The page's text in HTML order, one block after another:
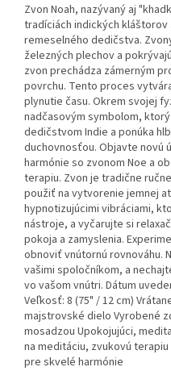
Zvon Noah, nazývaný aj
tradíciách indických
remeselného dedičstva.
železných plechov a
zvon prechádza zámerným
povrchu. Tento proces
plynutie času. Okrem svojej
nadčasovým symbolom,
dedičstvom Indie a ponúka
duchovnosťou. Objavte novú
harmónie so zvonom Noe a
terapiu. Zvon je tradične
použiť na vytvorenie jemnej
hypnotizujúcimi vibráciami,
nástroje, a vyčarujte si
pokoja a zamyslenia.
obnoviť vnútornú rovnováhu.
vašimi spoločníkom, a
vo vašom vnútri. Dátum
Veľkosť: 8 (75" / 12 cm)
majstrovské dielo Vyrobené
mosadzou Upokojujúci,
na meditáciu, zvukovú
pre skvelé harmónie